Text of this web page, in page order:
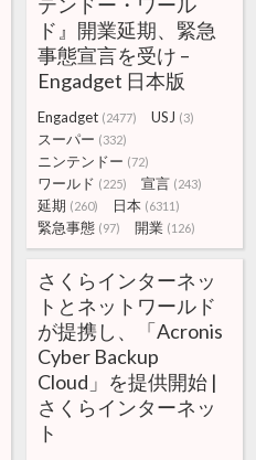
ド』開業延期、緊急
事態宣言を受け –
Engadget 日本版
Engadget (2477) USJ (3)
スーパー (332)
ニンテンドー (72)
ワールド (225) 宣言 (243)
延期 (260) 日本 (6311)
緊急事態 (97) 開業 (126)
さくらインターネッ
トとネットワールド
が提携し、「Acronis
Cyber Backup
Cloud」を提供開始 |
さくらインターネッ
ト